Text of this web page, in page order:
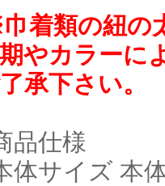
着類の紐の
やカラーに
承下さい。
品仕様
体サイズ 本